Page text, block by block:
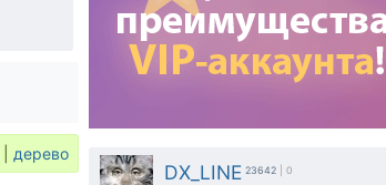
DX_LINE 23642 | 0
дерево